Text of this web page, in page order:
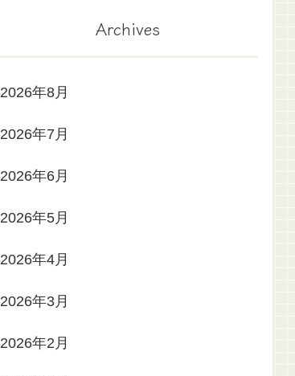
Archives
2026年8月
2026年7月
2026年6月
2026年5月
2026年4月
2026年3月
2026年2月